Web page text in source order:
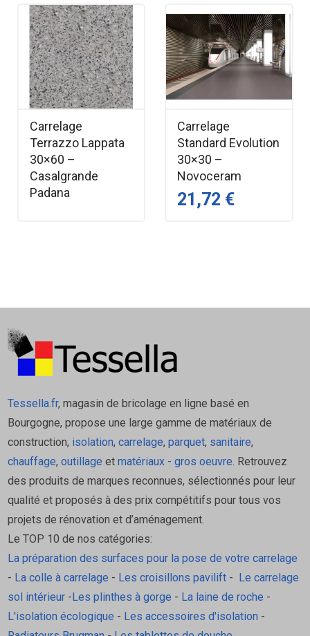
Carrelage
Terrazzo Lappata
30×60 –
Casalgrande
Padana
Carrelage
Standard Evolution
30×30 –
Novoceram
21,72 €
Tessella.fr, magasin de bricolage en ligne basé en
Bourgogne, propose une large gamme de matériaux de
construction, isolation, carrelage, parquet, sanitaire,
chauffage, outillage et matériaux - gros oeuvre. Retrouvez
des produits de marques reconnues, sélectionnés pour leur
qualité et proposés à des prix compétitifs pour tous vos
projets de rénovation et d’aménagement.
Le TOP 10 de nos catégories:
La préparation des surfaces pour la pose de votre carrelage
- La colle à carrelage - Les croisillons pavilift- Le carrelage
sol intérieur-Les plinthes à gorge - La laine de roche -
L'isolation écologique - Les accessoires d'isolation -